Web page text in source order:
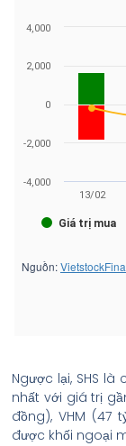
Ngược lại, SHS
nhất với giá trị
đồng), VHM (47
được khối ngoại